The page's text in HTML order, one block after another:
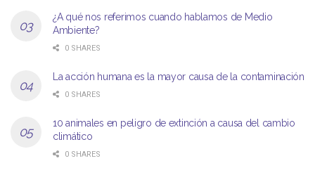
¿A qué nos referimos cuando hablamos de Medio
Ambiente?
0 SHARES
La acción humana es la mayor causa de la contaminación
0 SHARES
10 animales en peligro de extinción a causa del cambio
climático
0 SHARES